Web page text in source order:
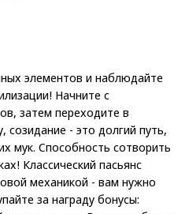
элементов и наблюдайте
Начните с
затем переходите в
- это долгий путь,
мук. Способность сотворить
Классический пасьянс
механикой - вам нужно
за награду бонусы: